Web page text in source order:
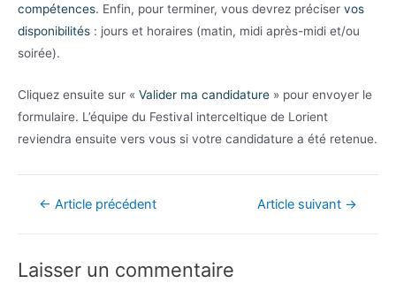
compétences. Enfin, pour terminer, vous devrez préciser vos
disponibilités : jours et horaires (matin, midi après-midi et/ou
soirée).
Cliquez ensuite sur « Valider ma candidature » pour envoyer le
formulaire. L’équipe du Festival interceltique de Lorient
reviendra ensuite vers vous si votre candidature a été retenue.
Navigation
← Article précédent Article suivant →
Laisser un commentaire